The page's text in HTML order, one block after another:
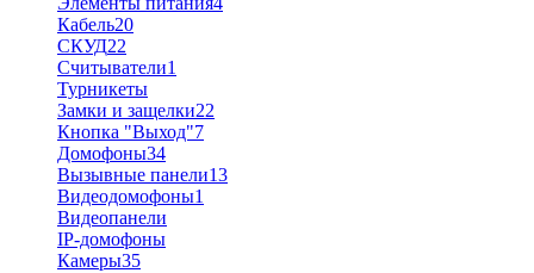
Кабель20
СКУД22
Считыватели1
Турникеты
Замки и защелки22
Кнопка "Выход"7
Домофоны34
Вызывные панели13
Видеодомофоны1
Видеопанели
IP-домофоны
Камеры35